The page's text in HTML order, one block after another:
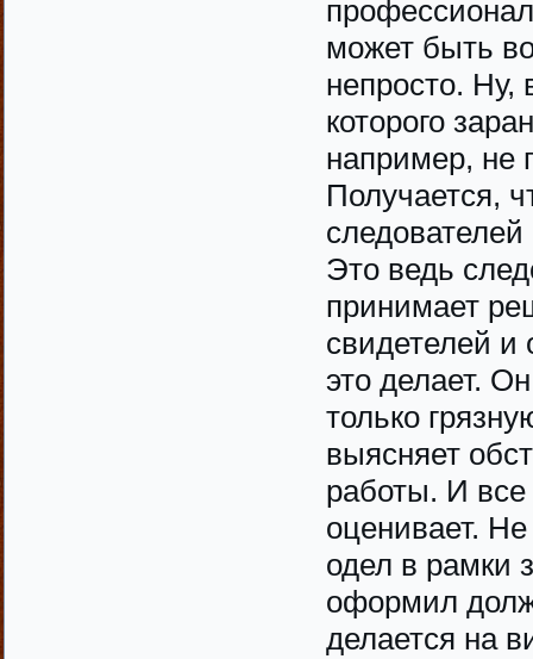
может быть
непросто.
которого
например, не
Получается,
Это ведь
принимает
свидетелей и
это делает.
только
выясняет
работы. И все
оценивает.
одел в рамки
оформил
делается на